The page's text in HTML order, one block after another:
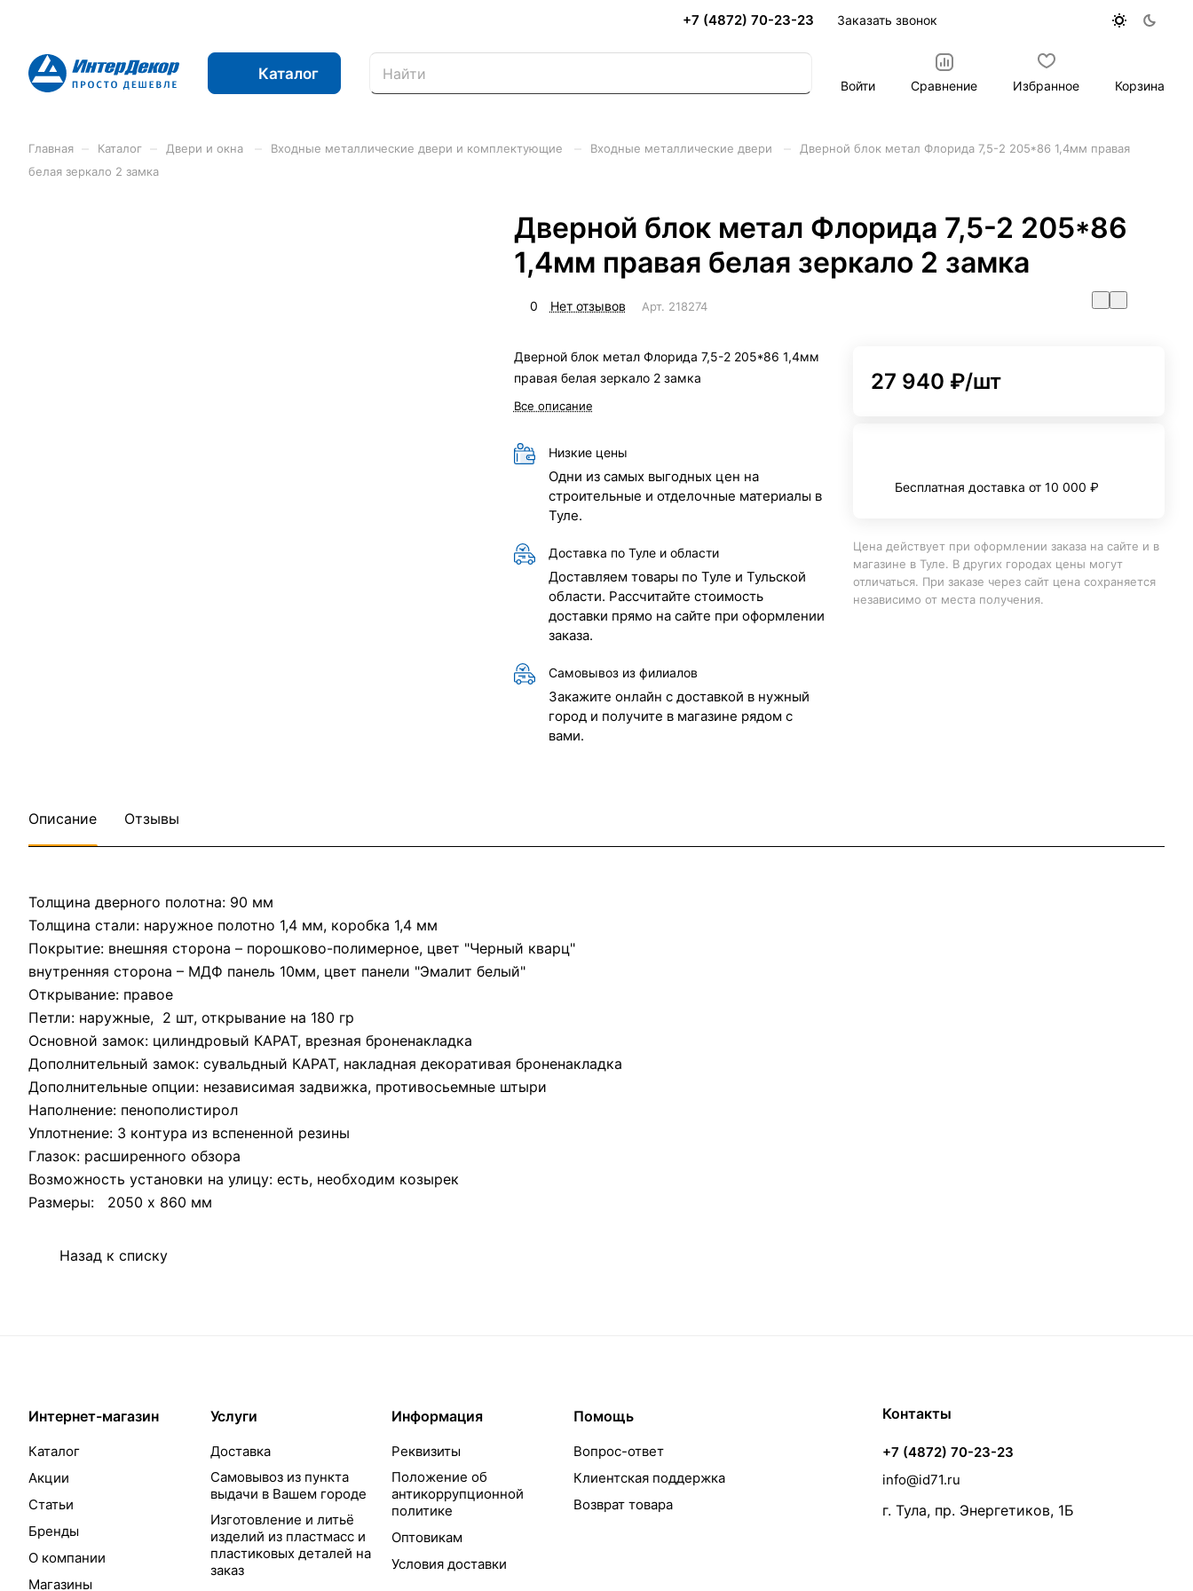
+7 (4872) 70-23-23 Заказать звонок
Каталог
Войти Сравнение Избранное Корзина
Главная Каталог Двери и окна Входные металлические двери и комплектующие Входные металлические двери
Дверной блок метал Флорида 7,5-2 205*86 1,4мм правая
белая зеркало 2 замка
Дверной блок метал Флорида 7,5-2 205*86
1,4мм правая белая зеркало 2 замка
0 Нет отзывов Арт. 218274
Дверной блок метал Флорида 7,5-2 205*86 1,4мм
правая белая зеркало 2 замка
Все описание
Низкие цены
Одни из самых выгодных цен на
строительные и отделочные материалы в
Туле.
Доставка по Туле и области
Доставляем товары по Туле и Тульской
области. Рассчитайте стоимость
доставки прямо на сайте при оформлении
заказа.
Самовывоз из филиалов
Закажите онлайн с доставкой в нужный
город и получите в магазине рядом с
вами.
27 940 ₽/шт
Бесплатная доставка от 10 000 ₽
Цена действует при оформлении заказа на сайте и в
магазине в Туле. В других городах цены могут
отличаться. При заказе через сайт цена сохраняется
независимо от места получения.
Описание Отзывы
Толщина дверного полотна: 90 мм
Толщина стали: наружное полотно 1,4 мм, коробка 1,4 мм
Покрытие: внешняя сторона – порошково-полимерное, цвет "Черный кварц"
внутренняя сторона – МДФ панель 10мм, цвет панели "Эмалит белый"
Открывание: правое
Петли: наружные, 2 шт, открывание на 180 гр
Основной замок: цилиндровый КАРАТ, врезная броненакладка
Дополнительный замок: сувальдный КАРАТ, накладная декоративая броненакладка
Дополнительные опции: независимая задвижка, противосьемные штыри
Наполнение: пенополистирол
Уплотнение: 3 контура из вспененной резины
Глазок: расширенного обзора
Возможность установки на улицу: есть, необходим козырек
Размеры: 2050 х 860 мм
Назад к списку
Интернет-магазин
Каталог
Акции
Статьи
Бренды
О компании
Магазины
Услуги
Доставка
Самовывоз из пункта
выдачи в Вашем городе
Изготовление и литьё
изделий из пластмасс и
пластиковых деталей на
заказ
Информация
Реквизиты
Положение об
антикоррупционной
политике
Оптовикам
Условия доставки
Помощь
Вопрос-ответ
Клиентская поддержка
Возврат товара
Контакты
+7 (4872) 70-23-23
info@id71.ru
г. Тула, пр. Энергетиков, 1Б